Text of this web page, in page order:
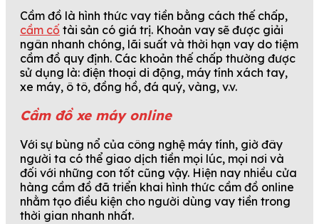
Cầm đồ là hình thức vay tiền bằng cách thế chấp,
cầm cố tài sản có giá trị. Khoản vay sẽ được giải
ngân nhanh chóng, lãi suất và thời hạn vay do tiệm
cầm đồ quy định. Các khoản thế chấp thường được
sử dụng là: điện thoại di động, máy tính xách tay,
xe máy, ô tô, đồng hồ, đá quý, vàng, v.v.
Cầm đồ xe máy online
Với sự bùng nổ của công nghệ máy tính, giờ đây
người ta có thể giao dịch tiền mọi lúc, mọi nơi và
đối với những con tốt cũng vậy. Hiện nay nhiều cửa
hàng cầm đồ đã triển khai hình thức cầm đồ online
nhằm tạo điều kiện cho người dùng vay tiền trong
thời gian nhanh nhất.